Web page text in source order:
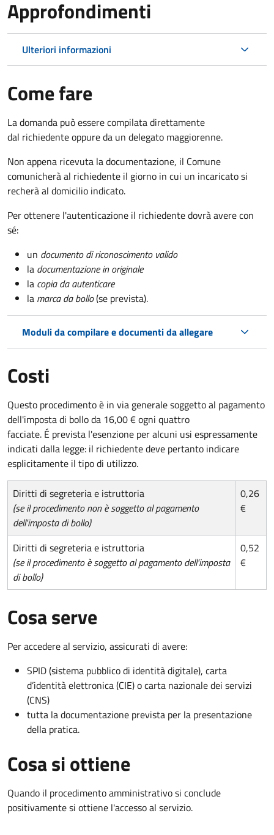
Approfondimenti
Ulteriori informazioni
Come fare
La domanda può essere compilata direttamente
dal richiedente oppure da un delegato maggiorenne.
Non appena ricevuta la documentazione, il Comune
comunicherà al richiedente il giorno in cui un incaricato si
recherà al domicilio indicato.
Per ottenere l'autenticazione il richiedente dovrà avere con
sé:
un documento di riconoscimento valido
la documentazione in originale
la copia da autenticare
la marca da bollo(se prevista).
Moduli da compilare e documenti da allegare
Costi
Questo procedimento è in via generale soggetto al pagamento
dell'imposta di bollo da 16,00 € ogni quattro
facciate. É prevista l'esenzione per alcuni usi espressamente
indicati dalla legge: il richiedente deve pertanto indicare
esplicitamente il tipo di utilizzo.
Diritti di segreteria e istruttoria
(se il procedimento non è soggetto al pagamento
dell'imposta di bollo)
0,26
€
Diritti di segreteria e istruttoria
(se il procedimento è soggetto al pagamento dell'imposta
di bollo)
0,52
€
Cosa serve
Per accedere al servizio, assicurati di avere:
SPID (sistema pubblico di identità digitale), carta
d’identità elettronica (CIE) o carta nazionale dei servizi
(CNS)
tutta la documentazione prevista per la presentazione
della pratica.
Cosa si ottiene
Quando il procedimento amministrativo si conclude
positivamente si ottiene l'accesso al servizio.